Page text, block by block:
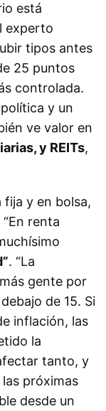
está
experto
tipos antes
25 puntos
controlada.
y un
ve valor en
y REITs,
fija y en bolsa,
renta
. “La
gente por
de 15. Si
inflación, las
la
tanto, y
próximas
desde un